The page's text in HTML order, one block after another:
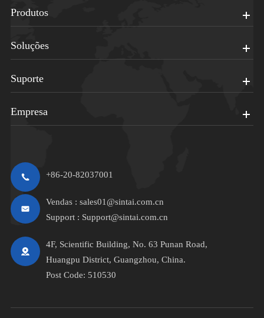
Produtos
Soluções
Suporte
Empresa
+86-20-82037001
Vendas : sales01@sintai.com.cn
Support : Support@sintai.com.cn
4F, Scientific Building, No. 63 Punan Road,
Huangpu District, Guangzhou, China.
Post Code: 510530